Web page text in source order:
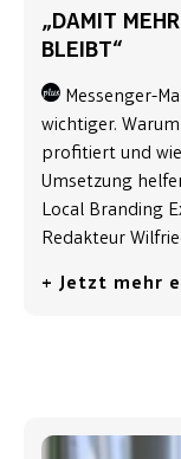
„DAMIT
BLEIBT“
Messenger-
wichtiger.
profitiert und
Umsetzung
Local Branding
Redakteur
+ Jetzt mehr